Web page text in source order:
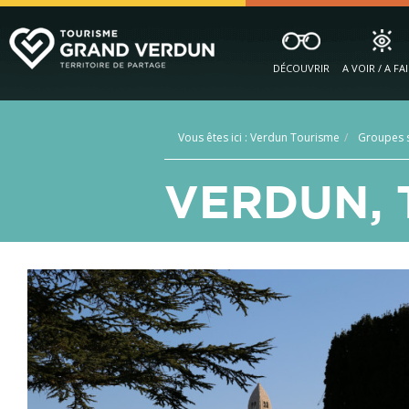
DÉCOUVRIR A VOIR / A
Vous êtes ici : Verdun Tourisme Groupes
VERDUN,